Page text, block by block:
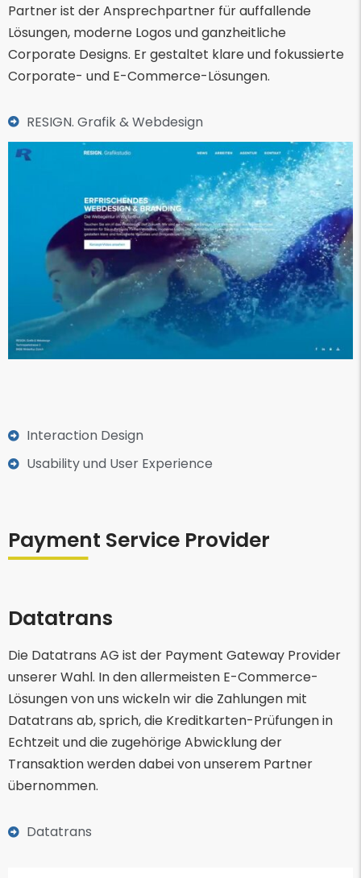
Partner ist der Ansprechpartner für auffallende
Lösungen, moderne Logos und ganzheitliche
Corporate Designs. Er gestaltet klare und fokussierte
Corporate- und E-Commerce-Lösungen.
RESIGN. Grafik & Webdesign​
Interaction Design
Usability und User Experience
Payment Service Provider
Datatrans
Die Datatrans AG ist der Payment Gateway Provider
unserer Wahl. In den allermeisten E-Commerce-
Lösungen von uns wickeln wir die Zahlungen mit
Datatrans ab, sprich, die Kreditkarten-Prüfungen in
Echtzeit und die zugehörige Abwicklung der
Transaktion werden dabei von unserem Partner
übernommen.
Datatrans